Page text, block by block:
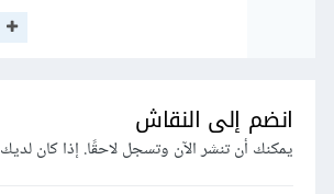
انضم إلى النقاش
يمكنك أن تنشر الآن وتسجل لاحقًا. إذا كان